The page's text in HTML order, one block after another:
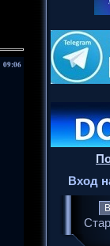
09:06
Вход